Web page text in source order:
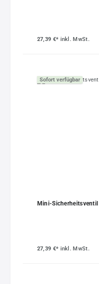
27,39 €* inkl. MwSt.
Sofort verfügbar
Mini-
27,39 €* inkl. MwSt.